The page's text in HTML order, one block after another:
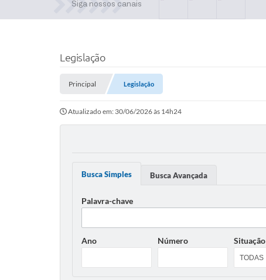
Siga nossos canais
Legislação
Principal Legislação
Atualizado em: 30/06/2026 às 14h24
Busca Simples Busca Avançada
Palavra-chave
Ano Número Situação